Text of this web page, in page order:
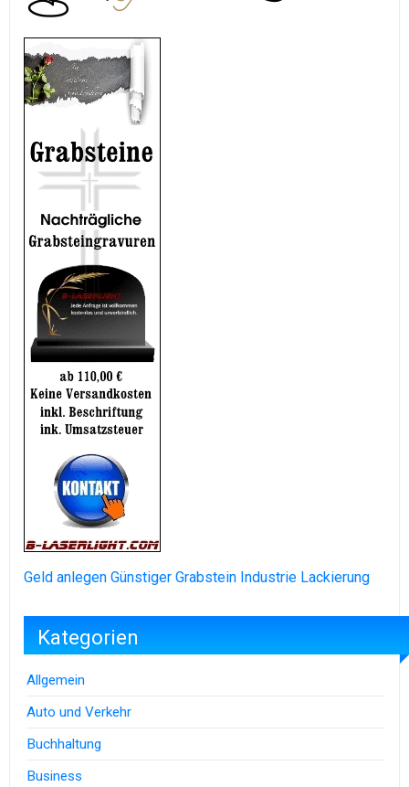
Geld anlegen Günstiger Grabstein Industrie Lackierung
Kategorien
Allgemein
Auto und Verkehr
Buchhaltung
Business